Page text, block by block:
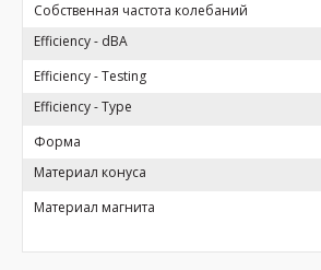
Собственная частота колебаний
Efficiency - dBA
Efficiency - Testing
Efficiency - Type
Форма
Материал конуса
Материал магнита